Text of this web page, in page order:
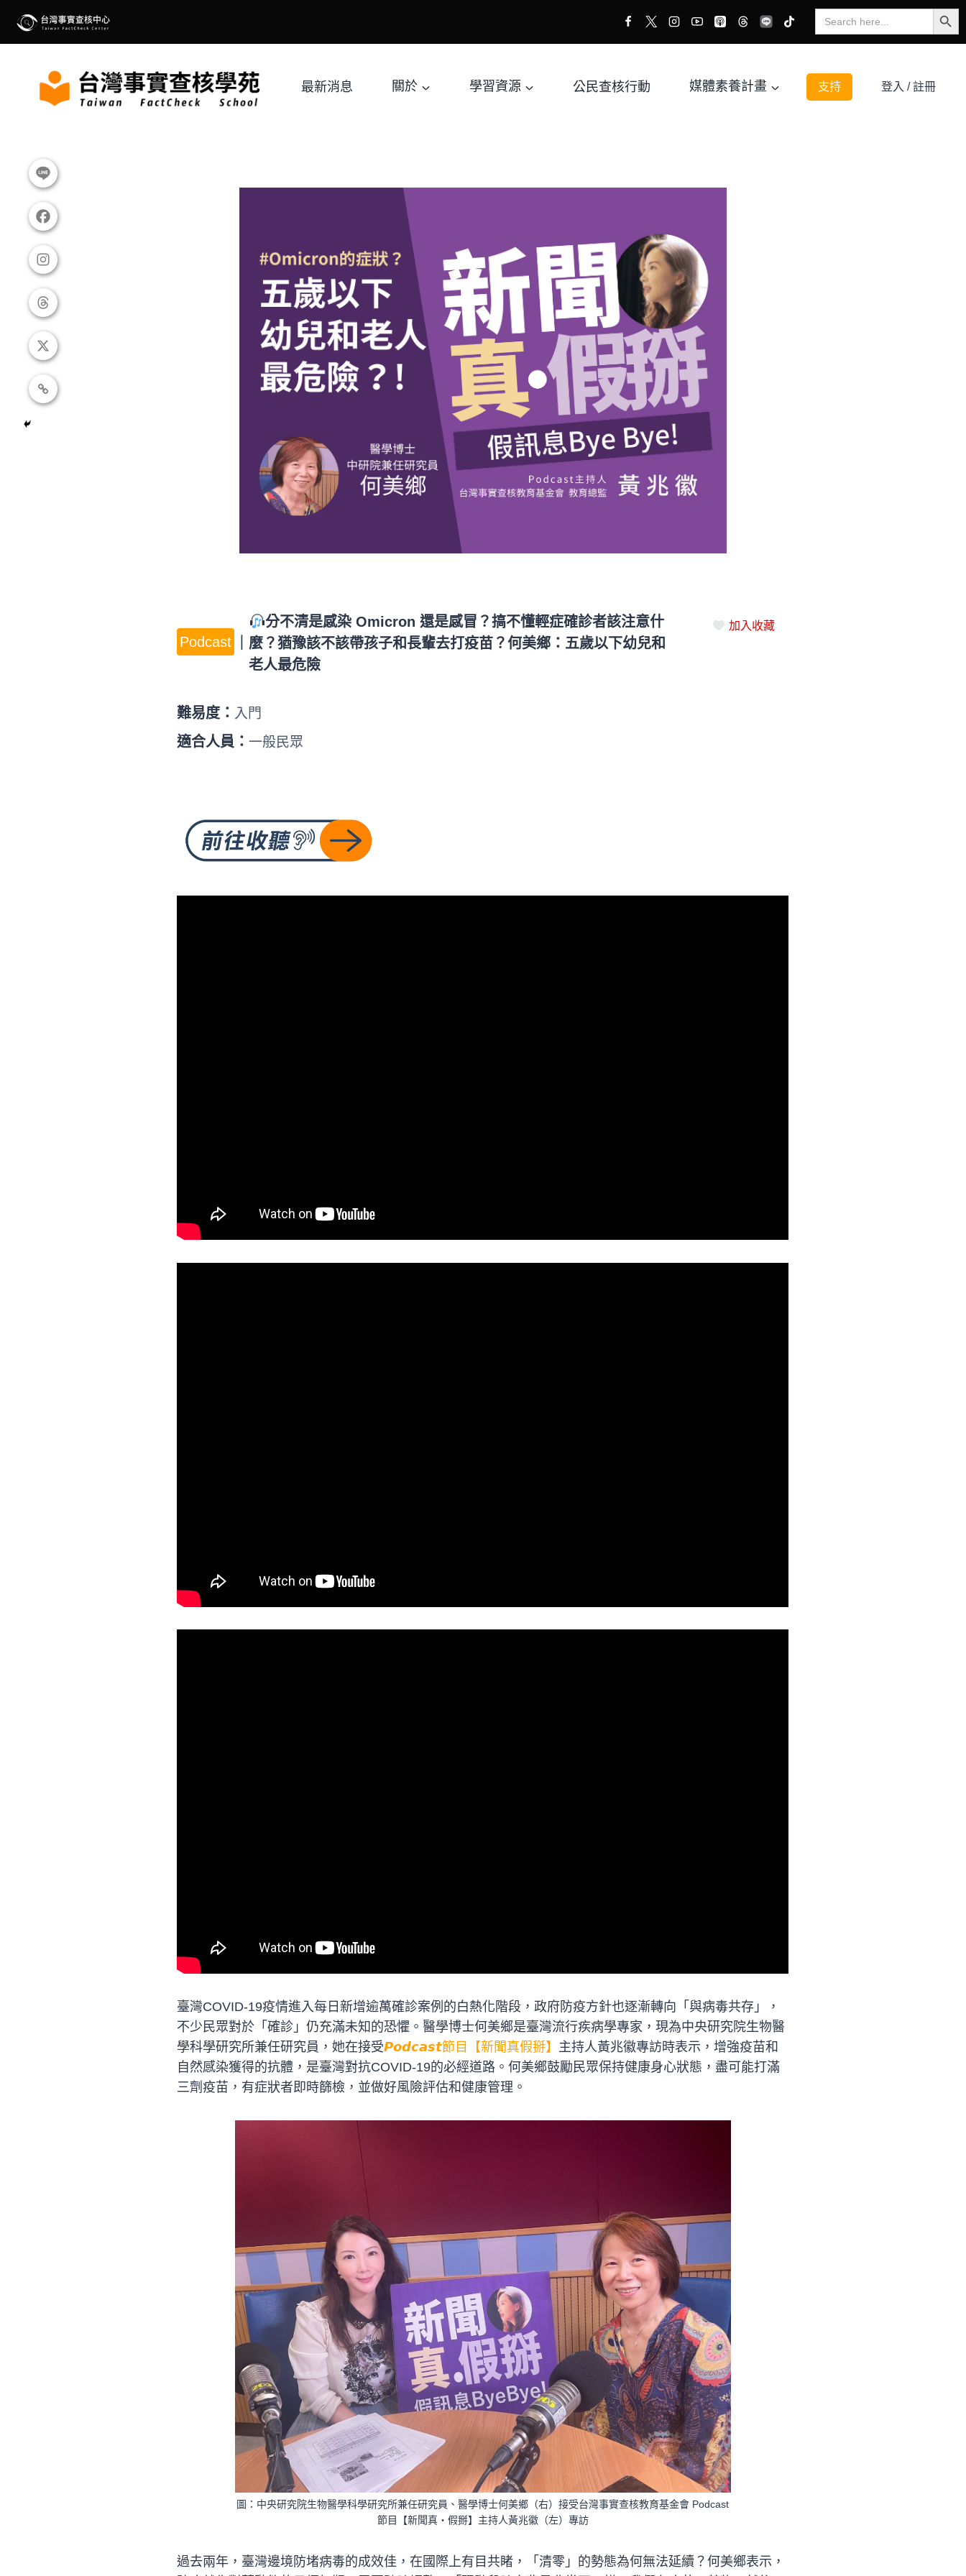
content
Search
for:
Search Button
最新消息 關於 學習資源 公民查核行動 媒體素養計畫 支持 登入 / 註冊
Podcast
分不清是感染 Omicron 還是感冒？搞不懂輕症確診者該注意什
麼？猶豫該不該帶孩子和長輩去打疫苗？何美鄉：五歲以下幼兒和
老人最危險
加入收藏
難易度： 入門
適合人員：一般民眾
臺灣COVID-19疫情進入每日新增逾萬確診案例的白熱化階段，政府防疫方針也逐漸轉向「與病毒共存」，
不少民眾對於「確診」仍充滿未知的恐懼。醫學博士何美鄉是臺灣流行疾病學專家，現為中央研究院生物醫
學科學研究所兼任研究員，她在接受𝙋𝙤𝙙𝙘𝙖𝙨𝙩節目【新聞真假掰】 主持人黃兆徽專訪時表示，增強疫苗和
自然感染獲得的抗體，是臺灣對抗COVID-19的必經道路。何美鄉鼓勵民眾保持健康身心狀態，盡可能打滿
三劑疫苗，有症狀者即時篩檢，並做好風險評估和健康管理。
圖：中央研究院生物醫學科學研究所兼任研究員、醫學博士何美鄉（右）接受台灣事實查核教育基金會 Podcast
節目【新聞真・假掰】主持人黃兆徽（左）專訪
過去兩年，臺灣邊境防堵病毒的成效佳，在國際上有目共睹，「清零」的勢態為何無法延續？何美鄉表示，